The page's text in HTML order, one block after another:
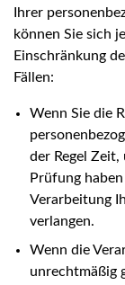
Ihrer
können Sie sich
Einschränkung
Fällen:
Wenn Sie die
der Regel
Prüfung
Verarbeitung
verlangen.
Wenn die
unrechtmäßig